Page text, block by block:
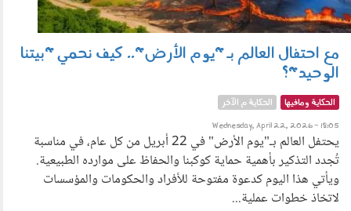
مع احتفال العالم بـ "يوم الأرض".. كيف نحمي "بيتنا
الوحيد"؟
الحكاية ومافيها الحكاية م الآخر
Wednesday, April 22, 2026 - 18:05
يحتفل العالم بـ"يوم الأرض" في 22 أبريل من كل عام، في مناسبة
تُجدد التذكير بأهمية حماية كوكبنا والحفاظ على موارده الطبيعية.
ويأتي هذا اليوم كدعوة مفتوحة للأفراد والحكومات والمؤسسات
لاتخاذ خطوات عملية...